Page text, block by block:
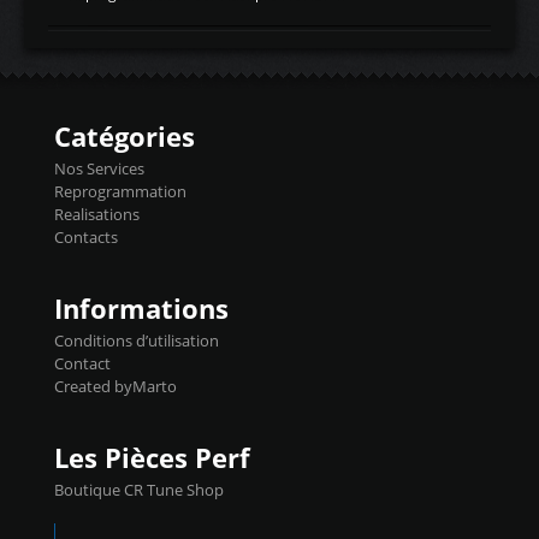
d'admissiontemp ex. pour atmo -30- 80°C
temperaturetemperature ldr moteurtemp
Injecteurs + Flashpro 1370€ TTC Le
précise et performante. Vous pourrez
basculer de la carto sans plomb à Ethanol à
l'aide du flashpro OPTION ECONOMIQUES
Reprog SP 98 sur le calculateur d'origine
450€ TTC Un gain d'environ 10cv et 15nm
Catégories
Nos Services
Reprogrammation
Realisations
Contacts
Informations
Conditions d’utilisation
Contact
Created byMarto
Les Pièces Perf
Boutique CR Tune Shop